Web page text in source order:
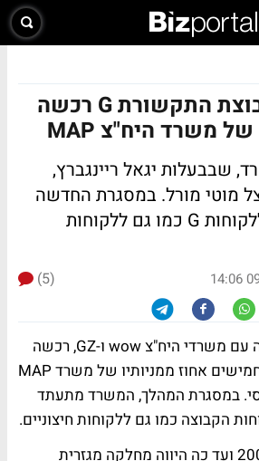
מיזוג חדש: קבוצת התקשורת G רכשה
שבבעלות יגאל ריינגברץ,
מוטי מורל. במסגרת החדשה
הוא יספק שרות ללקוחות G כמו גם ללקוחות
(5)
לאחר המיזוג שעשתה עם משרדי היח"צ wow ו-GZ, רכשה
קבוצת התקשורת G חמישים אחוז ממניותיו של משרד MAP
במסגרת המהלך, המשרד מתעתד
הקבוצה כמו גם ללקוחות חיצוניים.
MAP הוקם בשנת 2008 ועד כה היווה מחלקה מגזרית